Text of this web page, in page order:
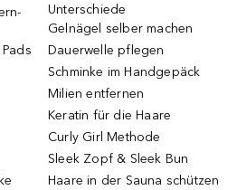
Unterschiede
Gelnägel selber machen
Dauerwelle pflegen
Schminke im Handgepäck
Milien entfernen
Keratin für die Haare
Curly Girl Methode
Sleek Zopf & Sleek Bun
Haare in der Sauna schützen